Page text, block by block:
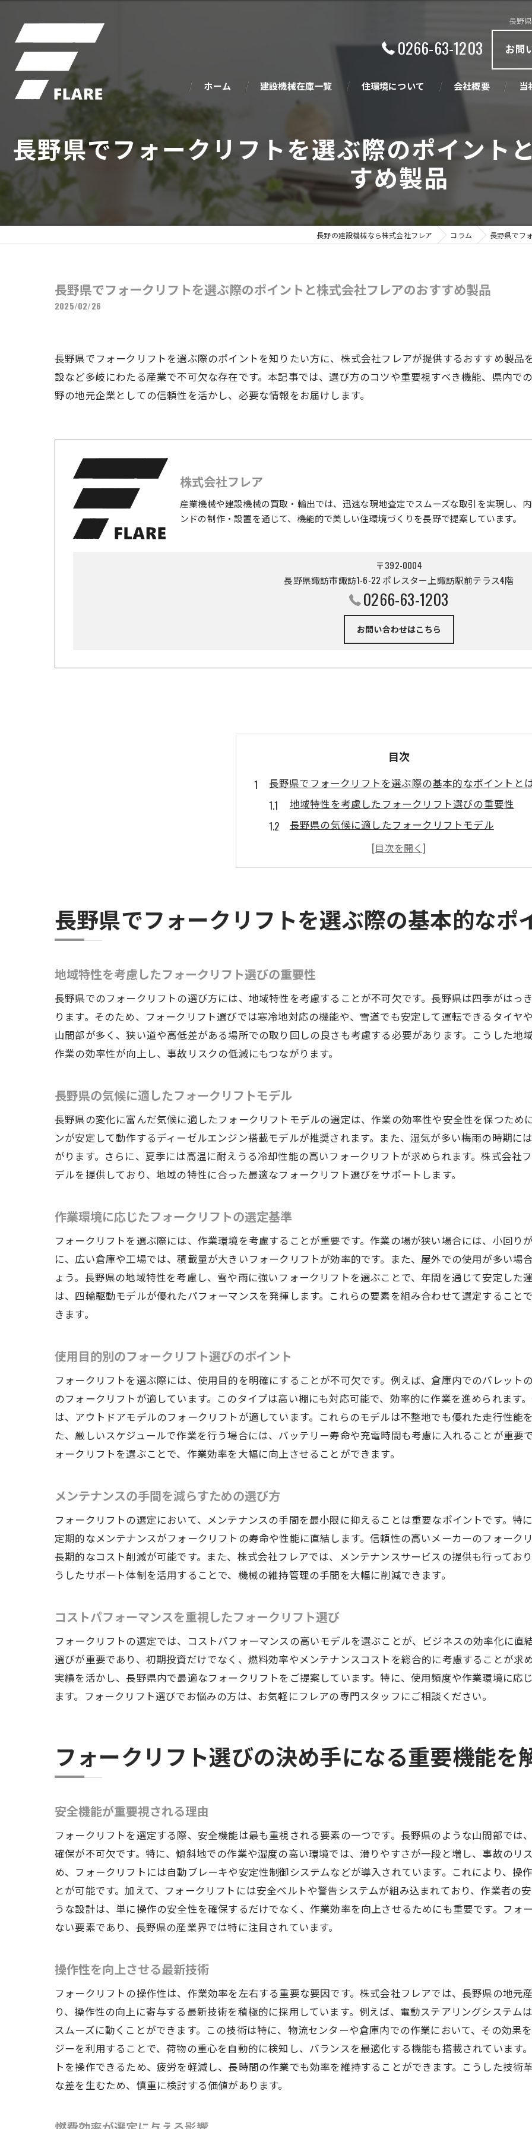
長野
0266-63-1203 お問
ホーム 建設機械在庫一覧 住環境について 会社概要
創業の精神
当
販
住
長野県でフォークリフトを選ぶ際のポイント
すめ製品
長野の建設機械なら株式会社フレア コラム 長野県でフ
長野県でフォークリフトを選ぶ際のポイントと株式会社フレアのおすすめ製品
2025/02/26
長野県でフォークリフトを選ぶ際のポイントを知りたい方に、株式会社フレアが提供するおすすめ製品
設など多岐にわたる産業で不可欠な存在です。本記事では、選び方のコツや重要視すべき機能、県内で
野の地元企業としての信頼性を活かし、必要な情報をお届けします。
株式会社フレア
産業機械や建設機械の買取・輸出では、迅速な現地査定でスムーズな取引を実現し、
ンドの制作・設置を通じて、機能的で美しい住環境づくりを長野で提案しています。
〒392-0004
長野県諏訪市諏訪1-6-22 ポレスター上諏訪駅前テラス4階
0266-63-1203
お問い合わせはこちら
目次
長野県でフォークリフトを選ぶ際の基本的なポイントと
地域特性を考慮したフォークリフト選びの重要性
長野県の気候に適したフォークリフトモデル
作業環境に応じたフォークリフトの選定基準
使用目的別のフォークリフト選びのポイント
コストパフォーマンスを重視したフォークリフト選
フォークリフト選びの決め手になる重要機能を解説
操作性を向上させる最新技術
燃費効率が選定に与える影響
耐久性を測る重要な指標
荷重能力と取り回しのバランス
環境に優しいエコフォークリフトの選び方
地域密着型のサービス提供
信頼性の高いアフターサポート
お客様のニーズに応じたカスタマイズ
高品質な日本製フォークリフトの提供
長野県内での迅速な部品供給体制
物流の現場で活躍するフォークリフトの選び方
物流効率を最大化するためのフォークリフト選び
狭いスペースでの操作性を重視する理由
フォークリフトの種類と物流現場への適応
荷役作業の時間短縮を実現する機能
株式会社フレアがおすすめするフォークリフトの特徴
最新技術を駆使した操作性の向上
使い勝手と安全性を両立した設計
メンテナンスが容易な構造の利点
エコ性能に優れた環境対応モデル
地元の気候に応じたモデル選び
用途別に見る最適なモデルの特徴
長野県内の使用事例から学ぶ選び方
地元企業との連携による選定支援
実際の現場で役立つモデルの提案
フォークリフト購入時に考慮すべきメンテナンスのポイ
定期的な点検がもたらす安全性の向上
メンテナンスコストの見積もり方
メンテナンス契約のメリットとデメリット
最新技術がもたらす効率性の向上
環境規制に対応した新しいフォークリフト
自動化とスマート化の進行状況
長野の地元産業に合致したトレンド
未来を見据えたフォークリフトの進化
長野県でフォークリフトを選ぶ際の基本的なポ
地域特性を考慮したフォークリフト選びの重要性
長野県でのフォークリフトの選び方には、地域特性を考慮することが不可欠です。長野県は四季がはっ
ります。そのため、フォークリフト選びでは寒冷地対応の機能や、雪道でも安定して運転できるタイヤ
山間部が多く、狭い道や高低差がある場所での取り回しの良さも考慮する必要があります。こうした地
作業の効率性が向上し、事故リスクの低減にもつながります。
長野県の気候に適したフォークリフトモデル
長野県の変化に富んだ気候に適したフォークリフトモデルの選定は、作業の効率性や安全性を保つため
ンが安定して動作するディーゼルエンジン搭載モデルが推奨されます。また、湿気が多い梅雨の時期に
がります。さらに、夏季には高温に耐えうる冷却性能の高いフォークリフトが求められます。株式会社
デルを提供しており、地域の特性に合った最適なフォークリフト選びをサポートします。
作業環境に応じたフォークリフトの選定基準
フォークリフトを選ぶ際には、作業環境を考慮することが重要です。作業の場が狭い場合には、小回り
に、広い倉庫や工場では、積載量が大きいフォークリフトが効率的です。また、屋外での使用が多い場
ょう。長野県の地域特性を考慮し、雪や雨に強いフォークリフトを選ぶことで、年間を通じて安定した
は、四輪駆動モデルが優れたパフォーマンスを発揮します。これらの要素を組み合わせて選定すること
きます。
使用目的別のフォークリフト選びのポイント
フォークリフトを選ぶ際には、使用目的を明確にすることが不可欠です。例えば、倉庫内でのパレット
のフォークリフトが適しています。このタイプは高い棚にも対応可能で、効率的に作業を進められます
は、アウトドアモデルのフォークリフトが適しています。これらのモデルは不整地でも優れた走行性能
た、厳しいスケジュールで作業を行う場合には、バッテリー寿命や充電時間も考慮に入れることが重要
ォークリフトを選ぶことで、作業効率を大幅に向上させることができます。
メンテナンスの手間を減らすための選び方
フォークリフトの選定において、メンテナンスの手間を最小限に抑えることは重要なポイントです。特
定期的なメンテナンスがフォークリフトの寿命や性能に直結します。信頼性の高いメーカーのフォーク
長期的なコスト削減が可能です。また、株式会社フレアでは、メンテナンスサービスの提供も行ってお
うしたサポート体制を活用することで、機械の維持管理の手間を大幅に削減できます。
コストパフォーマンスを重視したフォークリフト選び
フォークリフトの選定では、コストパフォーマンスの高いモデルを選ぶことが、ビジネスの効率化に直
選びが重要であり、初期投資だけでなく、燃料効率やメンテナンスコストを総合的に考慮することが求
実績を活かし、長野県内で最適なフォークリフトをご提案しています。特に、使用頻度や作業環境に応
ます。フォークリフト選びでお悩みの方は、お気軽にフレアの専門スタッフにご相談ください。
フォークリフト選びの決め手になる重要機能を
安全機能が重要視される理由
フォークリフトを選定する際、安全機能は最も重視される要素の一つです。長野県のような山間部では
確保が不可欠です。特に、傾斜地での作業や湿度の高い環境では、滑りやすさが一段と増し、事故のリ
め、フォークリフトには自動ブレーキや安定性制御システムなどが導入されています。これにより、操
とが可能です。加えて、フォークリフトには安全ベルトや警告システムが組み込まれており、作業者の
うな設計は、単に操作の安全性を確保するだけでなく、作業効率を向上させるためにも重要です。フォ
ない要素であり、長野県の産業界では特に注目されています。
操作性を向上させる最新技術
フォークリフトの操作性は、作業効率を左右する重要な要因です。株式会社フレアでは、長野県の地元
り、操作性の向上に寄与する最新技術を積極的に採用しています。例えば、電動ステアリングシステム
スムーズに動くことができます。この技術は特に、物流センターや倉庫内での作業において、その効果
ジーを利用することで、荷物の重心を自動的に検知し、バランスを最適化する機能も搭載されています
トを操作できるため、疲労を軽減し、長時間の作業でも効率を維持することができます。こうした技
な差を生むため、慎重に検討する価値があります。